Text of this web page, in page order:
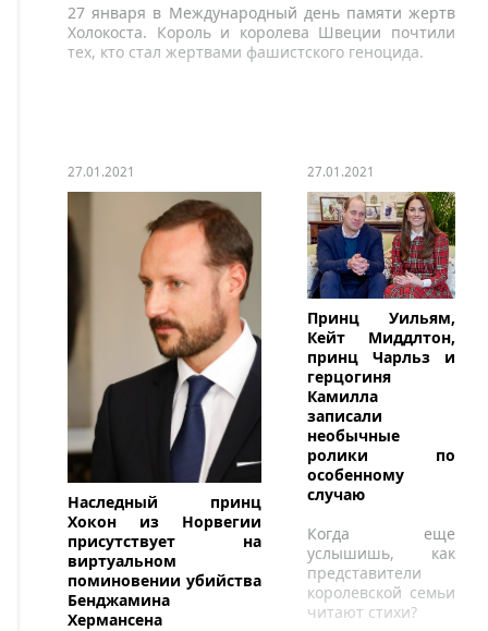
27 января в Международный день памяти жертв
Холокоста. Король и королева Швеции почтили
тех, кто стал жертвами фашистского геноцида.
27.01.2021
Наследный принц
Хокон из Норвегии
присутствует на
виртуальном
поминовении убийства
Бенджамина
Хермансена
27.01.2021
Принц Уильям,
Кейт Миддлтон,
принц Чарльз и
герцогиня
Камилла
записали
необычные
ролики по
особенному
случаю
Когда еще
услышишь, как
представители
королевской семьи
читают стихи?